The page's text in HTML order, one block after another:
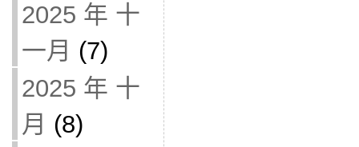
2025 年 十
一月 (7)
2025 年 十
月 (8)